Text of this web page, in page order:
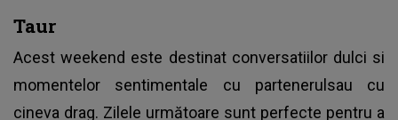
Taur
Acest weekend este destinat conversatiilor dulci si
momentelor sentimentale cu partenerulsau cu
cineva drag. Zilele următoare sunt perfecte pentru a